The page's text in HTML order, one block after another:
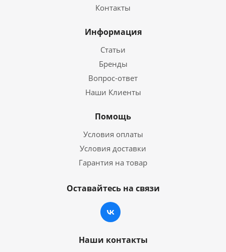
Контакты
Информация
Статьи
Бренды
Вопрос-ответ
Наши Клиенты
Помощь
Условия оплаты
Условия доставки
Гарантия на товар
Оставайтесь на связи
Наши контакты